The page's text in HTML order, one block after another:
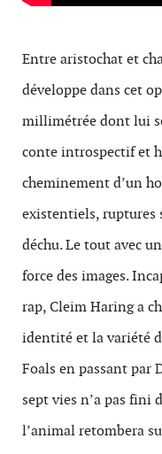
Entre aristochat et
développe dans cet
millimétrée dont lui
conte introspectif et
cheminement d’un
existentiels, ruptures
déchu. Le tout avec
force des images.
rap, Cleim Haring a
identité et la variété
Foals en passant par
sept vies n’a pas fini
l’animal retombera